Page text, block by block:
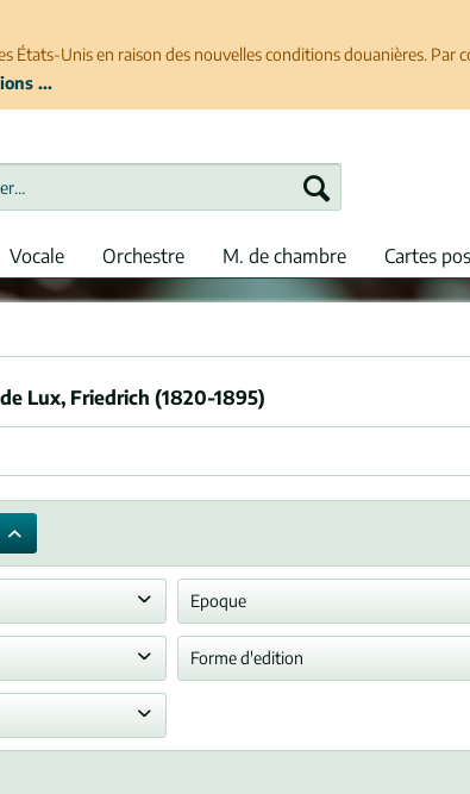
États-Unis en raison des nouvelles conditions douanières.
...
Vocale Orchestre M. de chambre Cartes
Lux, Friedrich (1820-1895)
Epoque
Romantisme
Forme d'edition